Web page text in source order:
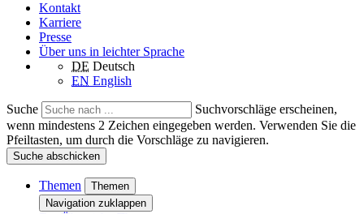
Kontakt
Karriere
Presse
Über uns in leichter Sprache
DE Deutsch
EN English
Suche
Suchvorschläge erscheinen,
wenn mindestens 2 Zeichen eingegeben werden. Verwenden Sie die
Pfeiltasten, um durch die Vorschläge zu navigieren.
Suche abschicken
Themen
Themen
Navigation zuklappen